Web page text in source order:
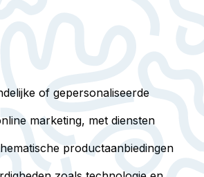
of gepersonaliseerde
marketing, met diensten
productaanbiedingen